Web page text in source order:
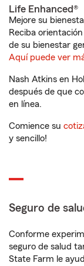
Life Enhanced®
Mejore su
Reciba
de su bienestar
Aquí puede ver
Nash Atkins en
después de que
en línea.
Comience su
y sencillo!
Seguro de
Conforme
seguro de salud
State Farm le